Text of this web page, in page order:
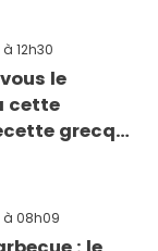
à 12h30
le
cette
grecque
à 08h09